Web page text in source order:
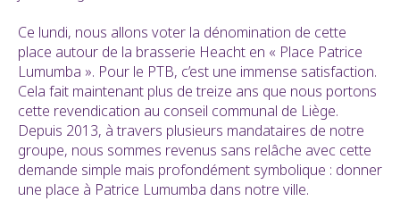
Ce lundi, nous allons voter la dénomination de cette
place autour de la brasserie Heacht en « Place Patrice
Lumumba ». Pour le PTB, c’est une immense satisfaction.
Cela fait maintenant plus de treize ans que nous portons
cette revendication au conseil communal de Liège.
Depuis 2013, à travers plusieurs mandataires de notre
groupe, nous sommes revenus sans relâche avec cette
demande simple mais profondément symbolique : donner
une place à Patrice Lumumba dans notre ville.